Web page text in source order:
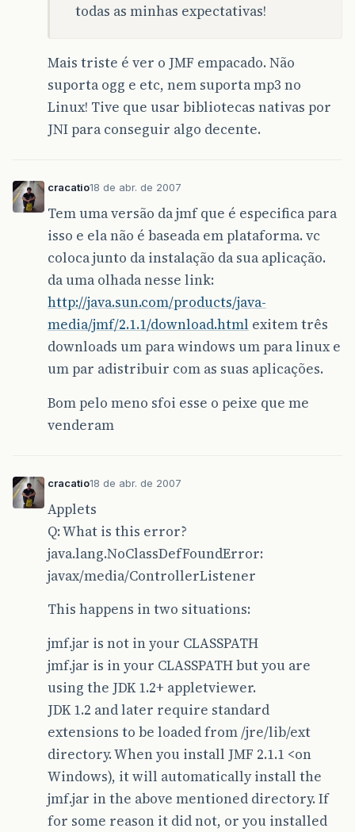
todas as minhas expectativas!
Mais triste é ver o JMF empacado. Não
suporta ogg e etc, nem suporta mp3 no
Linux! Tive que usar bibliotecas nativas por
JNI para conseguir algo decente.
cracatio18 de abr. de 2007
Tem uma versão da jmf que é especifica para
isso e ela não é baseada em plataforma. vc
coloca junto da instalação da sua aplicação.
da uma olhada nesse link:
http://java.sun.com/products/java-
media/jmf/2.1.1/download.html exitem três
downloads um para windows um para linux e
um par adistribuir com as suas aplicações.
Bom pelo meno sfoi esse o peixe que me
venderam
cracatio18 de abr. de 2007
Applets
Q: What is this error?
java.lang.NoClassDefFoundError:
javax/media/ControllerListener
This happens in two situations:
jmf.jar is not in your CLASSPATH
jmf.jar is in your CLASSPATH but you are
using the JDK 1.2+ appletviewer.
JDK 1.2 and later require standard
extensions to be loaded from /jre/lib/ext
directory. When you install JMF 2.1.1 <on
Windows), it will automatically install the
jmf.jar in the above mentioned directory. If
for some reason it did not, or you installed